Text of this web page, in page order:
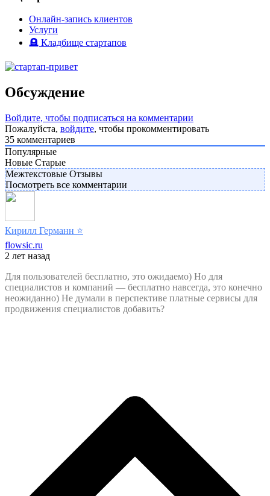
Онлайн-запись клиентов
Услуги
🪦 Кладбище стартапов
Обсуждение
Войдите, чтобы подписаться на комментарии
Пожалуйста, войдите, чтобы прокомментировать
35 комментариев
Популярные
Новые Старые
Межтекстовые Отзывы
Посмотреть все комментарии
Кирилл Германн ⭐️
flowsic.ru
2 лет назад
Для пользователей бесплатно, это ожидаемо) Но для
специалистов и компаний — бесплатно навсегда, это конечно
неожиданно) Не думали в перспективе платные сервисы для
продвижения специалистов добавить?